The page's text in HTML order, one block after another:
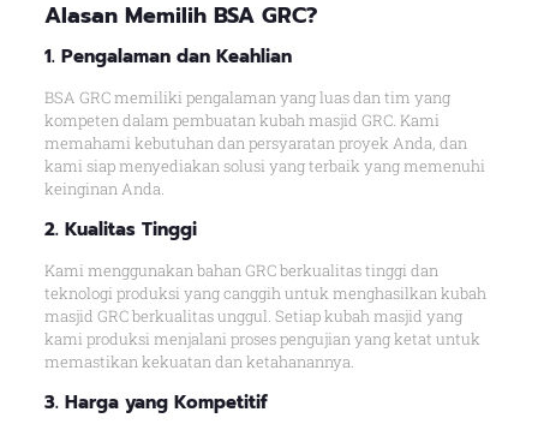
Alasan Memilih BSA GRC?
1. Pengalaman dan Keahlian
BSA GRC memiliki pengalaman yang luas dan tim yang
kompeten dalam pembuatan kubah masjid GRC. Kami
memahami kebutuhan dan persyaratan proyek Anda, dan
kami siap menyediakan solusi yang terbaik yang memenuhi
keinginan Anda.
2. Kualitas Tinggi
Kami menggunakan bahan GRC berkualitas tinggi dan
teknologi produksi yang canggih untuk menghasilkan kubah
masjid GRC berkualitas unggul. Setiap kubah masjid yang
kami produksi menjalani proses pengujian yang ketat untuk
memastikan kekuatan dan ketahanannya.
3. Harga yang Kompetitif